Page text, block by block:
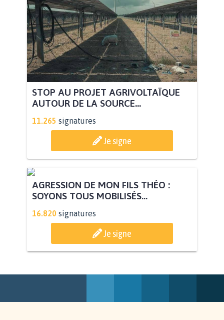
STOP AU PROJET AGRIVOLTAÏQUE
AUTOUR DE LA SOURCE...
11.265 signatures
Je signe
AGRESSION DE MON FILS THÉO :